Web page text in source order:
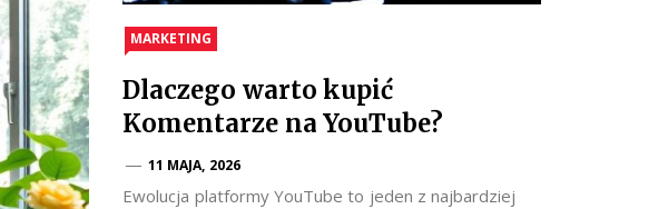
MARKETING
Dlaczego warto kupić
Komentarze na YouTube?
11 MAJA, 2026
Ewolucja platformy YouTube to jeden z najbardziej